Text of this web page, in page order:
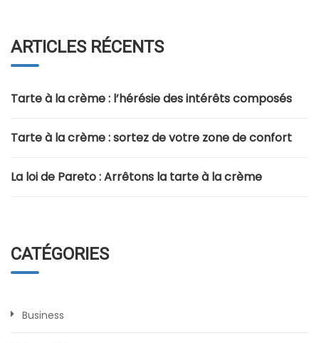
ARTICLES RÉCENTS
Tarte à la crème : l’hérésie des intérêts composés
Tarte à la crème : sortez de votre zone de confort
La loi de Pareto : Arrêtons la tarte à la crème
CATÉGORIES
Business